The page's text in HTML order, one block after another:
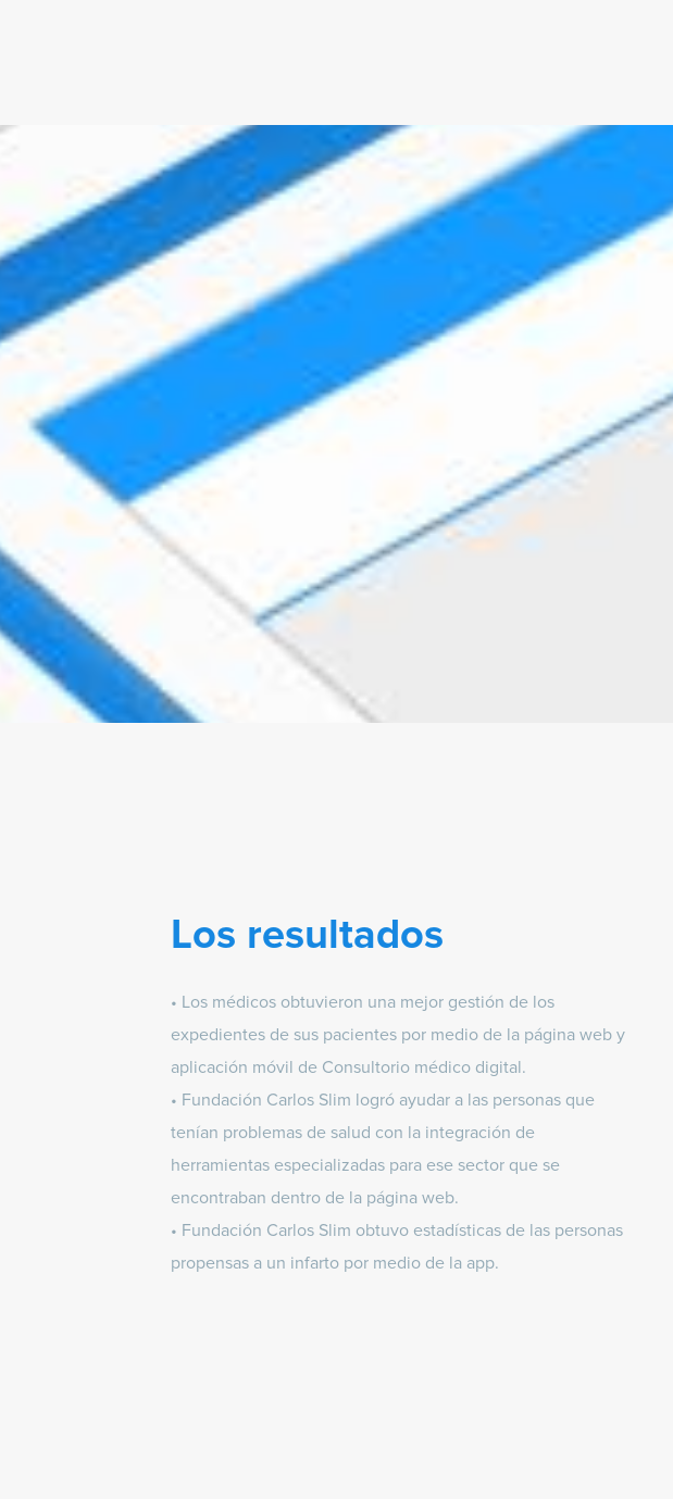
Los resultados
• Los médicos obtuvieron una mejor gestión de los
expedientes de sus pacientes por medio de la página web y
aplicación móvil de Consultorio médico digital.
• Fundación Carlos Slim logró ayudar a las personas que
tenían problemas de salud con la integración de
herramientas especializadas para ese sector que se
encontraban dentro de la página web.
• Fundación Carlos Slim obtuvo estadísticas de las personas
propensas a un infarto por medio de la app.